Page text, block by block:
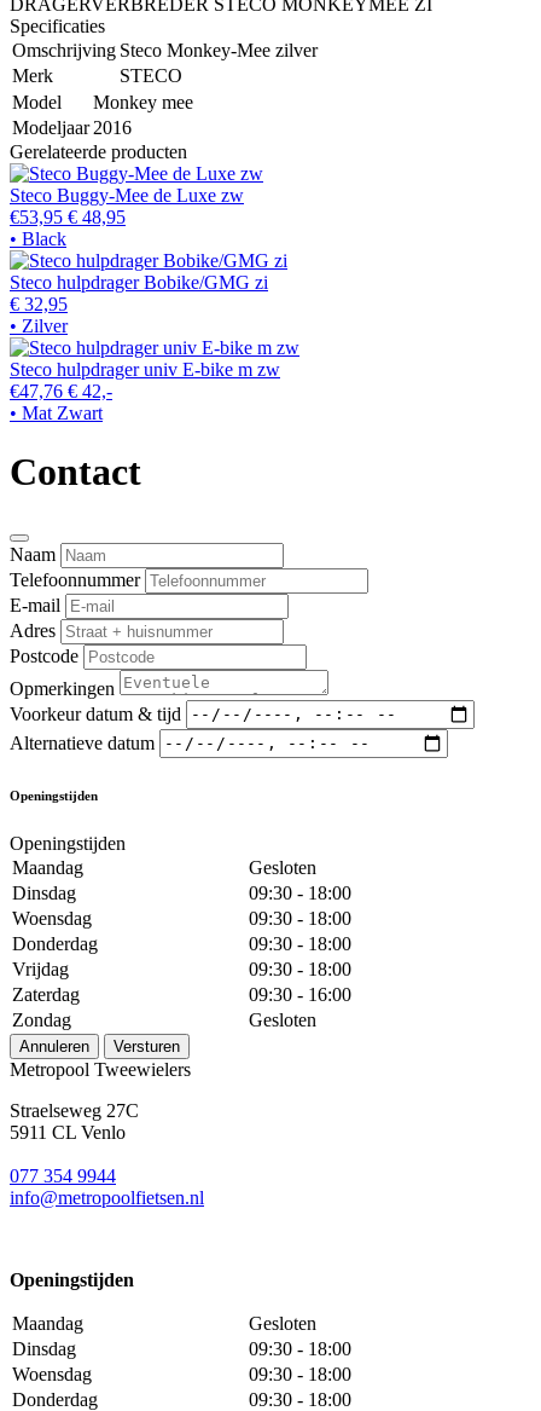
Specificaties
Omschrijving Steco Monkey-Mee zilver
Merk
STECO
Model
Monkey mee
Modeljaar 2016
Gerelateerde producten
Steco Buggy-Mee de Luxe zw
€53,95 € 48,95
• Black
Steco hulpdrager Bobike/GMG zi
€ 32,95
• Zilver
Steco hulpdrager univ E-bike m zw
€47,76 € 42,-
• Mat Zwart
Contact
Naam
Telefoonnummer
E-mail
Adres
Postcode
Opmerkingen
Voorkeur datum & tijd
Alternatieve datum
Openingstijden
Openingstijden
Maandag
Gesloten
Dinsdag
09:30 - 18:00
Woensdag
09:30 - 18:00
Donderdag
09:30 - 18:00
Vrijdag
09:30 - 18:00
Zaterdag
09:30 - 16:00
Zondag
Gesloten
Annuleren Versturen
Metropool Tweewielers
Straelseweg 27C
5911 CL Venlo
077 354 9944
info@metropoolfietsen.nl
Openingstijden
Maandag
Gesloten
Dinsdag
09:30 - 18:00
Woensdag
09:30 - 18:00
Donderdag
09:30 - 18:00